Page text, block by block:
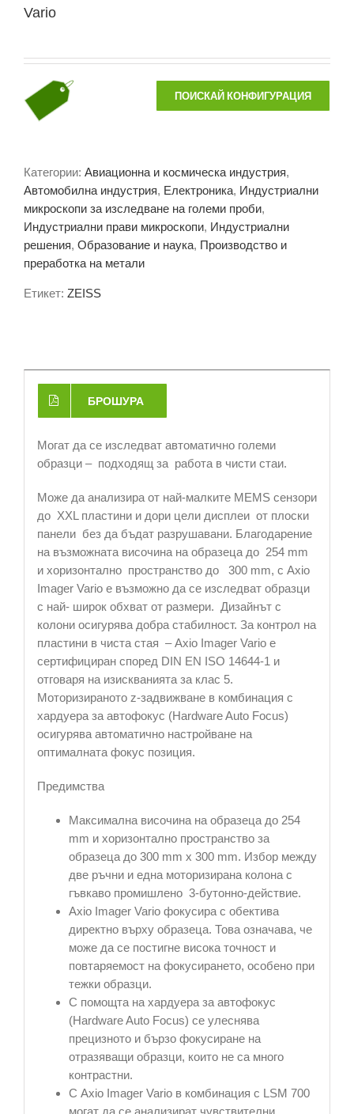
Vario
ПОИСКАЙ КОНФИГУРАЦИЯ
Категории: Авиационна и космическа индустрия,
Автомобилна индустрия, Електроника, Индустриални
микроскопи за изследване на големи проби,
Индустриални прави микроскопи, Индустриални
решения, Образование и наука, Производство и
преработка на метали
Етикет: ZEISS
БРОШУРА
Могат да се изследват автоматично големи
образци – подходящ за работа в чисти стаи.
Може да анализира от най-малките MEMS сензори
до XXL пластини и дори цели дисплеи от плоски
панели без да бъдат разрушавани. Благодарение
на възможната височина на образеца до 254 mm
и хоризонтално пространство до 300 mm, с Axio
Imager Vario е възможно да се изследват образци
с най- широк обхват от размери. Дизайнът с
колони осигурява добра стабилност. За контрол на
пластини в чиста стая – Axio Imager Vario е
сертифициран според DIN EN ISO 14644-1 и
отговаря на изискванията за клас 5.
Моторизираното z-задвижване в комбинация с
хардуера за автофокус (Hardware Auto Focus)
осигурява автоматично настройване на
оптималната фокус позиция.
Предимства
Максимална височина на образеца до 254
mm и хоризонтално пространство за
образеца до 300 mm x 300 mm. Избор между
две ръчни и една моторизирана колона с
гъвкаво промишлено 3-бутонно-действие.
Axio Imager Vario фокусира с обектива
директно върху образеца. Това означава, че
може да се постигне висока точност и
повтаряемост на фокусирането, особено при
тежки образци.
С помощта на хардуера за автофокус
(Hardware Auto Focus) се улеснява
прецизното и бързо фокусиране на
отразяващи образци, които не са много
контрастни.
С Axio Imager Vario в комбинация с LSM 700
могат да се анализират чувствителни